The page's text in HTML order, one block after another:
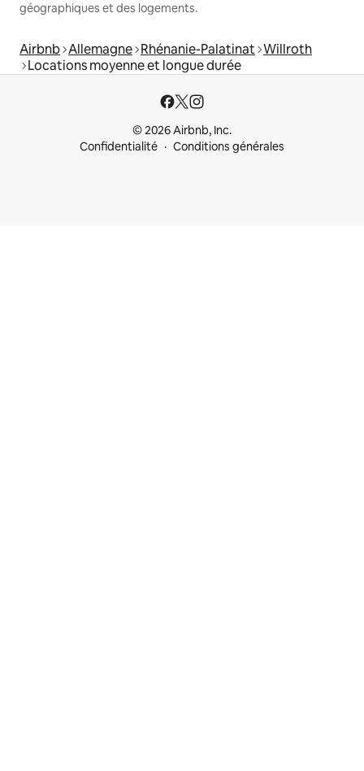
géographiques et des logements.
Airbnb Allemagne Rhénanie-Palatinat Willroth
Locations moyenne et longue durée
© 2026 Airbnb, Inc.
Confidentialité
Conditions générales